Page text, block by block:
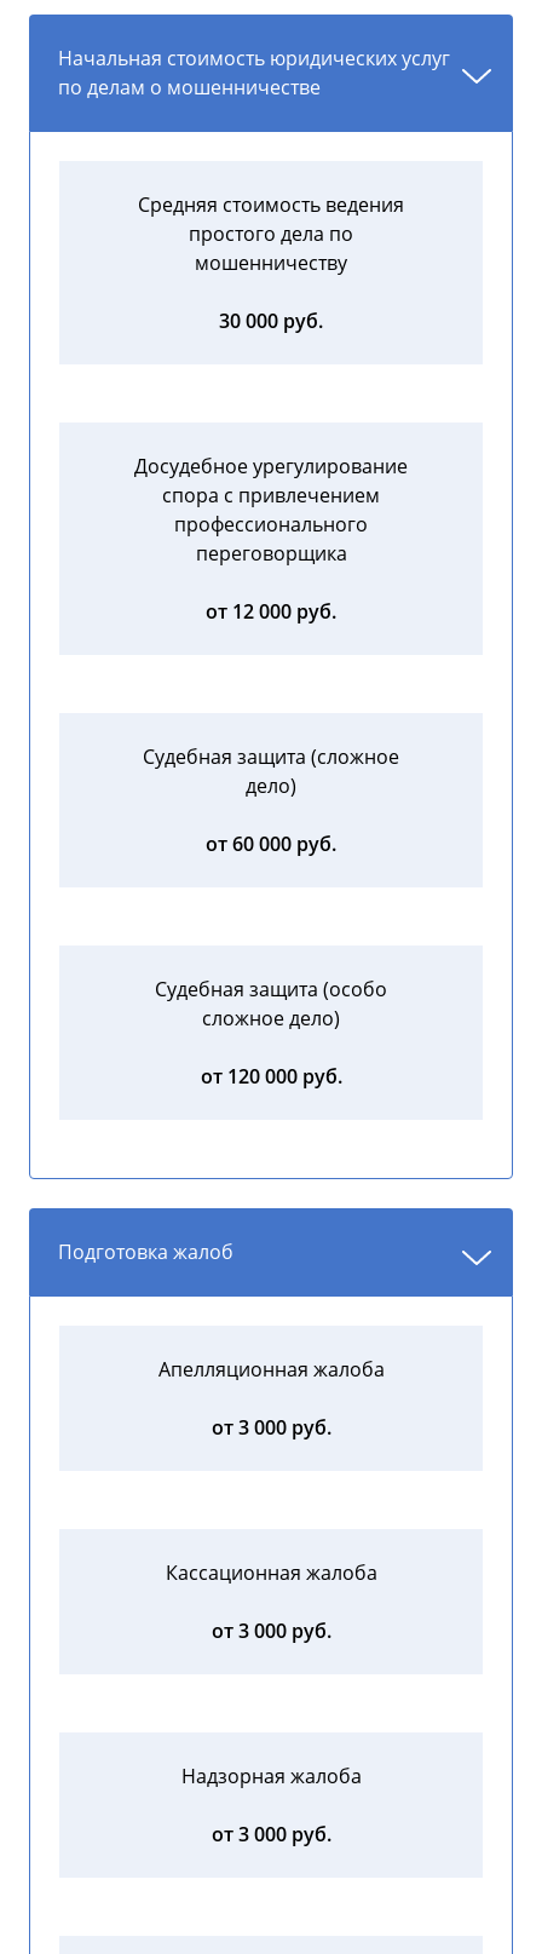
Начальная стоимость юридических услуг
по делам о мошенничестве
Средняя стоимость ведения
простого дела по
мошенничеству
30 000 руб.
Досудебное урегулирование
спора с привлечением
профессионального
переговорщика
от 12 000 руб.
Судебная защита (сложное
дело)
от 60 000 руб.
Судебная защита (особо
сложное дело)
от 120 000 руб.
Подготовка жалоб
Апелляционная жалоба
от 3 000 руб.
Кассационная жалоба
от 3 000 руб.
Надзорная жалоба
от 3 000 руб.